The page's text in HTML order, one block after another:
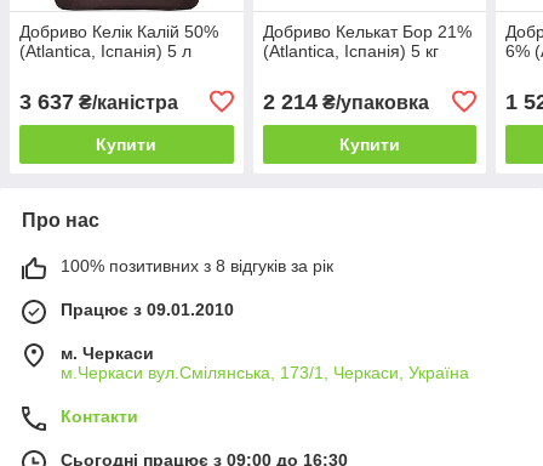
Добриво Келік Калій 50%
(Atlantica, Іспанія) 5 л
3 637 ₴/каністра
Купити
Добриво Келькат Бор 21%
(Atlantica, Іспанія) 5 кг
2 214₴/упаковка
Купити
6%
1
Про нас
100% позитивних з 8 відгуків за рік
Працює з 09.01.2010
м. Черкаси
м.Черкаси вул.Смілянська, 173/1, Черкаси, Україна
Контакти
Сьогодні працює з 09:00 до 16:30